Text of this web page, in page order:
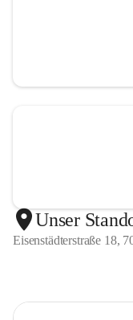
Unser
Eisenstädterstraße 18,